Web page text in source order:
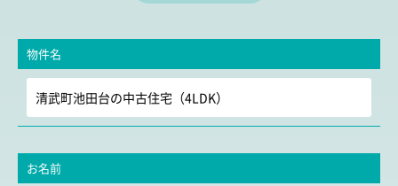
物件名
お名前